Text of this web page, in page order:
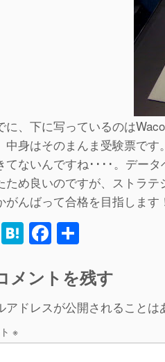
に、下に写っているのは
中身はそのまんま受験票で
てないんですね････。デー
ため良いのですが、ストラテ
がんばって合格を目指します
T H
e
n
a
F
c
e
b
o
メントを残す
アドレスが公開されることは
※